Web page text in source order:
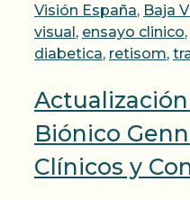
Visión España, Baja
visual, ensayo clinico,
diabetica, retisom,
Biónico
Clínicos y